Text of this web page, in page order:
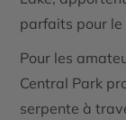
parfaits pour
Pour les
Central Park
serpente à